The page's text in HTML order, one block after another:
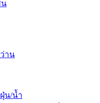
น
าน
น/น้ำ